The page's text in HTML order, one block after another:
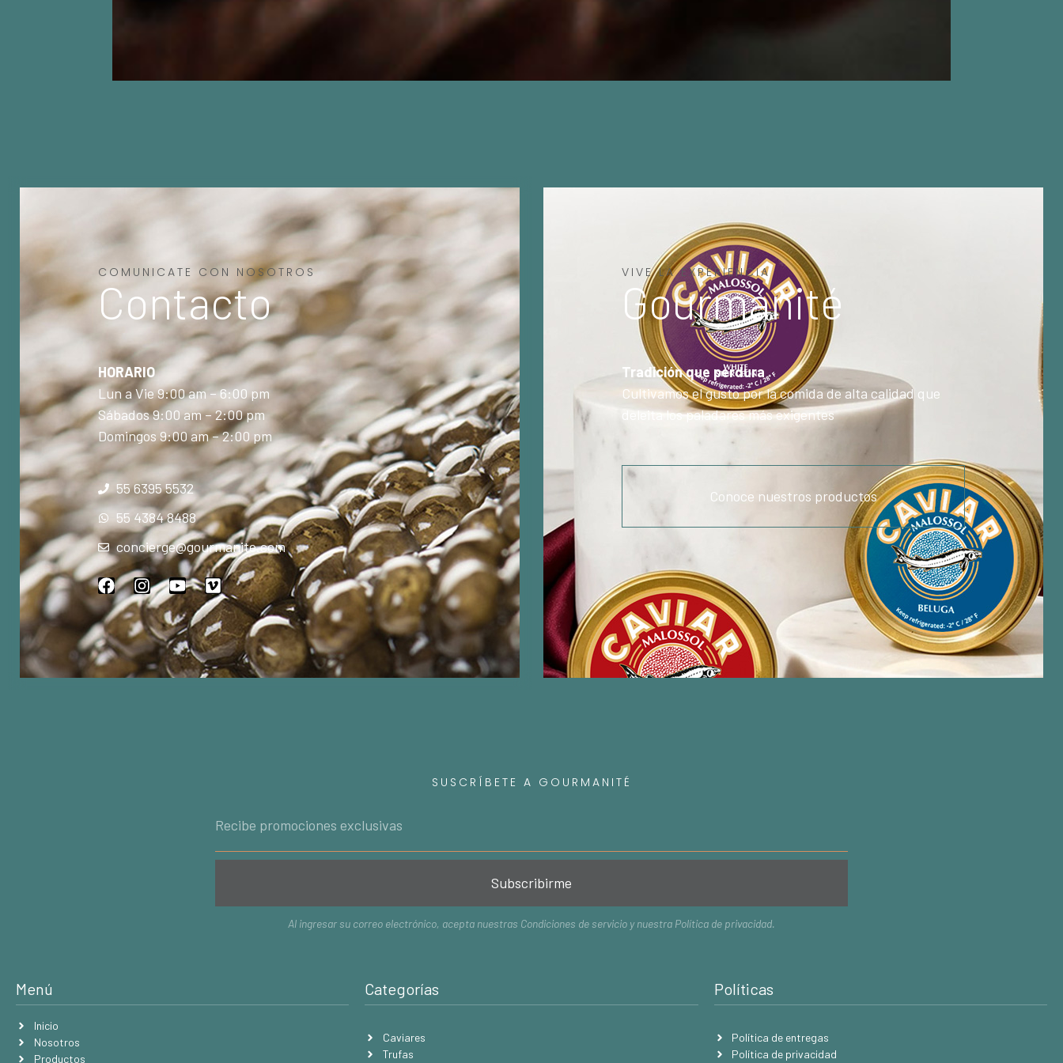
COMUNICATE CON NOSOTROS
Contacto
HORARIO
Lun a Vie 9:00 am – 6:00 pm
Sábados 9:00 am – 2:00 pm
Domingos 9:00 am – 2:00 pm
55 6395 5532
55 4384 8488
concierge@gourmanite.com
VIVE LA EXPERIENCIA
Gourmanité
Tradición que perdura
Cultivamos el gusto por la comida de alta calidad que
deleita los paladares más exigentes
Conoce nuestros productos
SUSCRÍBETE A GOURMANITÉ
Subscribirme
Al ingresar su correo electrónico, acepta nuestras Condiciones de servicio y nuestra Política de privacidad.
Menú
Inicio
Nosotros
Productos
Categorías
Caviares
Trufas
Políticas
Política de entregas
Política de privacidad